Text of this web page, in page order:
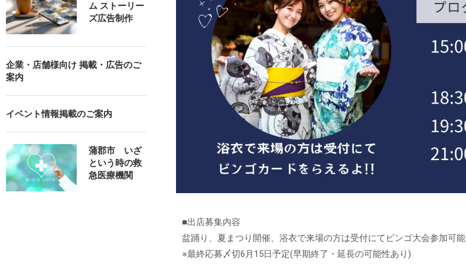
■出店募集内容
盆踊り、夏まつり開催、浴衣で来場の方は受付にてビンゴ大会参加可能
※最終応募〆切6月15日予定(早期終了・延長の可能性あり)
ム ストーリー
ズ広告制作
企業・店舗様向け 掲載・広告のご
案内
イベント情報掲載のご案内
蒲郡市 いざ
という時の救
急医療機関